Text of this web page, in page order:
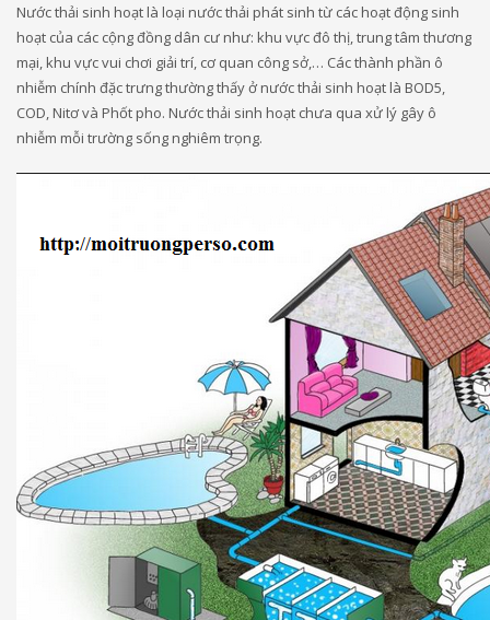
Nước thải sinh hoạt là loại nước thải phát sinh từ các hoạt động sinh
hoạt của các cộng đồng dân cư như: khu vực đô thị, trung tâm thương
mại, khu vực vui chơi giải trí, cơ quan công sở,… Các thành phần ô
nhiễm chính đặc trưng thường thấy ở nước thải sinh hoạt là BOD5,
COD, Nitơ và Phốt pho. Nước thải sinh hoạt chưa qua xử lý gây ô
nhiễm mỗi trường sống nghiêm trọng.